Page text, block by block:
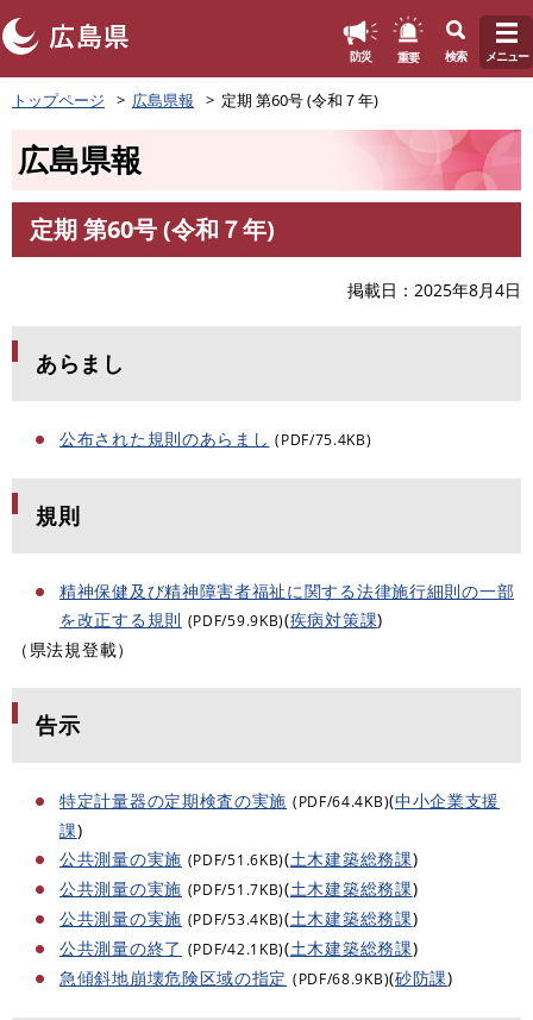
ペ
ー
頭
す
防災 重要 検索 メニュー
トップページ 広島県報 定期 第60号 (令和７年)
広島県報
文
定期 第60号 (令和７年)
掲載日 2025年8月4日
あらまし
公布された規則のあらまし (PDF/75.4KB)
規則
精神保健及び精神障害者福祉に関する法律施行細則の一部
を改正する規則 (PDF/59.9KB)(疾病対策課)
（県法規登載）
告示
特定計量器の定期検査の実施 (PDF/64.4KB)(中小企業支援
課)
公共測量の実施 (PDF/51.6KB)(土木建築総務課)
公共測量の実施 (PDF/51.7KB)(土木建築総務課)
公共測量の実施 (PDF/53.4KB)(土木建築総務課)
公共測量の終了 (PDF/42.1KB)(土木建築総務課)
急傾斜地崩壊危険区域の指定 (PDF/68.9KB)(砂防課)